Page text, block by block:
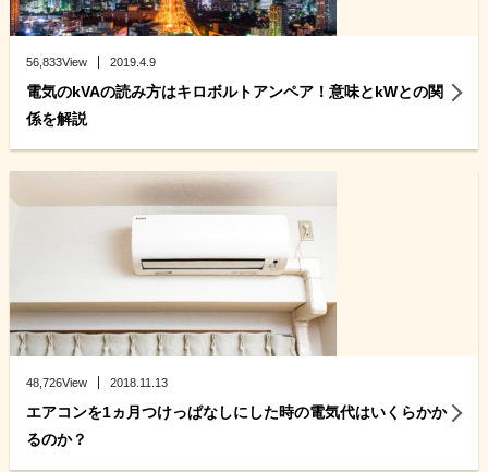
56,833View 2019.4.9
電気のkVAの読み方はキロボルトアンペア！意味とkWとの関
係を解説
48,726View 2018.11.13
エアコンを1ヵ月つけっぱなしにした時の電気代はいくらかか
るのか？